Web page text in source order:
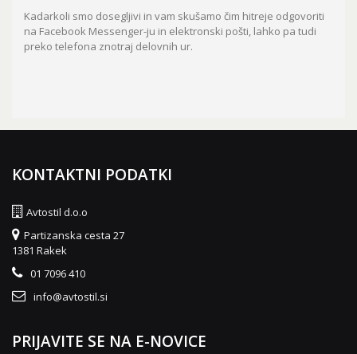
Kadarkoli smo dosegljivi in vam skušamo čim hitreje odgovoriti
na Facebook Messenger-ju in elektronski pošti, lahko pa tudi
preko telefona znotraj delovnih ur.
KONTAKTNI PODATKI
Avtostil d.o.o
Partizanska cesta 27
1381 Rakek
01 7096 410
info@avtostil.si
PRIJAVITE SE NA E-NOVICE